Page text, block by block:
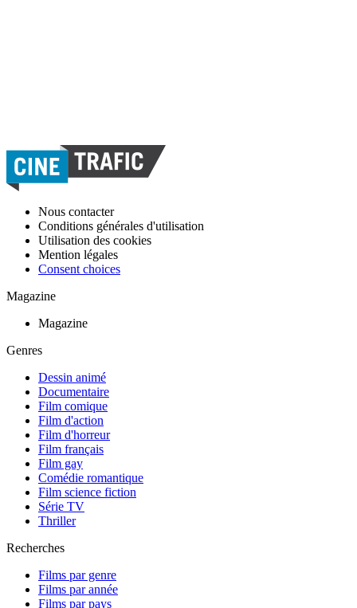
Nous contacter
Conditions générales d'utilisation
Utilisation des cookies
Mention légales
Consent choices
Magazine
Magazine
Genres
Dessin animé
Documentaire
Film comique
Film d'action
Film d'horreur
Film français
Film gay
Comédie romantique
Film science fiction
Série TV
Thriller
Recherches
Films par genre
Films par année
Films par pays